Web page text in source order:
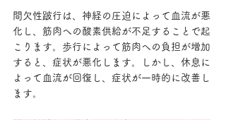
間欠性跛行は、神経の圧迫によって血流が悪
化し、筋肉への酸素供給が不足することで起
こります。歩行によって筋肉への負担が増加
すると、症状が悪化します。しかし、休息に
よって血流が回復し、症状が一時的に改善し
ます。